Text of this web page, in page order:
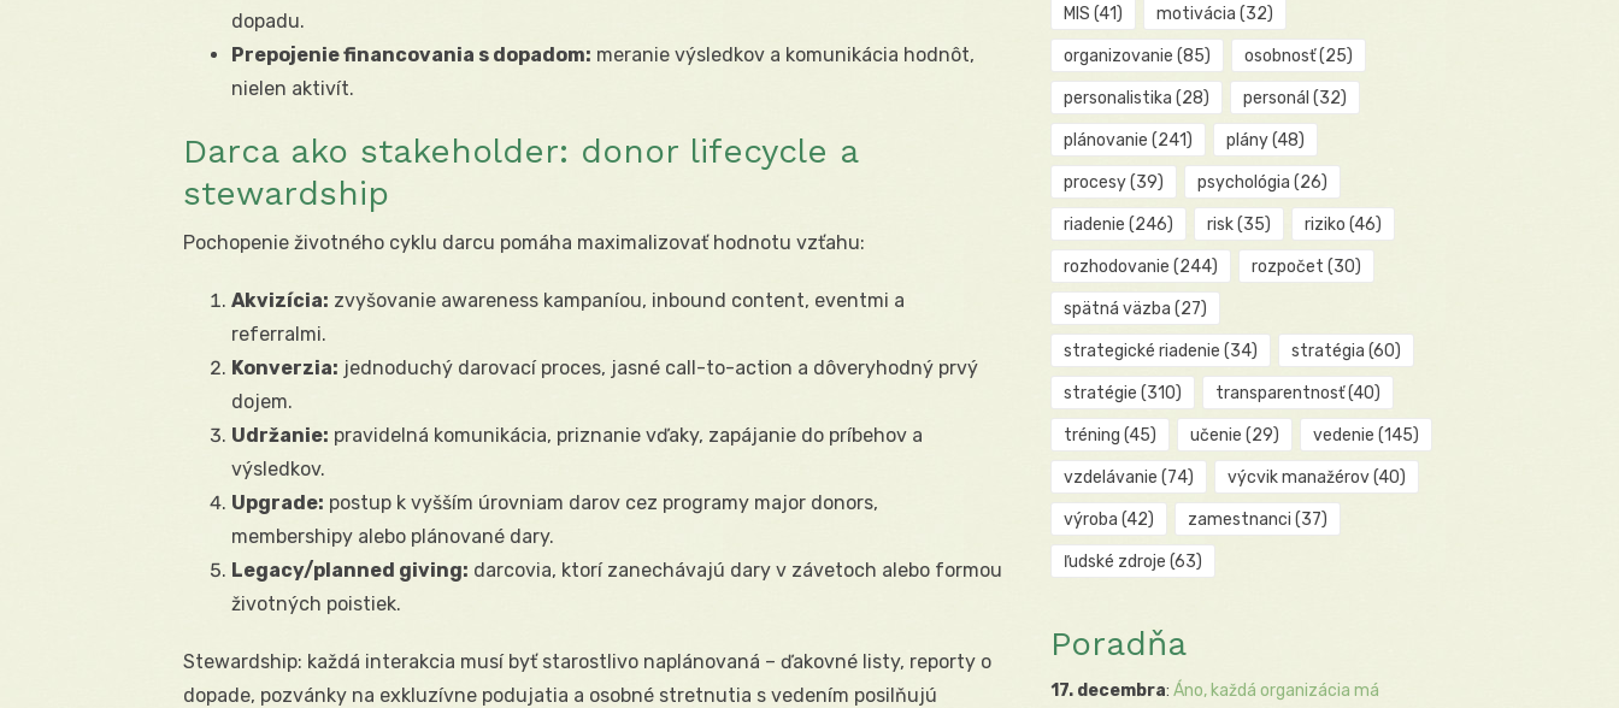
dopadu.
Prepojenie financovania s dopadom: meranie výsledkov a komunikácia hodnôt,
nielen aktivít.
Darca ako stakeholder: donor lifecycle a
stewardship
Pochopenie životného cyklu darcu pomáha maximalizovať hodnotu vzťahu:
Akvizícia: zvyšovanie awareness kampaníou, inbound content, eventmi a
referralmi.
Konverzia: jednoduchý darovací proces, jasné call-to-action a dôveryhodný prvý
dojem.
Udržanie: pravidelná komunikácia, priznanie vďaky, zapájanie do príbehov a
výsledkov.
Upgrade: postup k vyšším úrovniam darov cez programy major donors,
membershipy alebo plánované dary.
Legacy/planned giving: darcovia, ktorí zanechávajú dary v závetoch alebo formou
životných poistiek.
Stewardship: každá interakcia musí byť starostlivo naplánovaná – ďakovné listy, reporty o
dopade, pozvánky na exkluzívne podujatia a osobné stretnutia s vedením posilňujú
MIS (41) motivácia (32)
organizovanie (85) osobnosť(25)
personalistika (28) personál (32)
plánovanie (241) plány(48)
procesy(39) psychológia (26)
riadenie (246) risk(35) riziko (46)
rozhodovanie (244) rozpočet (30)
spätná väzba (27)
strategické riadenie (34) stratégia (60)
stratégie (310) transparentnosť(40)
tréning (45) učenie (29) vedenie (145)
vzdelávanie (74) výcvik manažérov(40)
výroba (42) zamestnanci (37)
ľudské zdroje (63)
Poradňa
17. decembra: Áno, každá organizácia má